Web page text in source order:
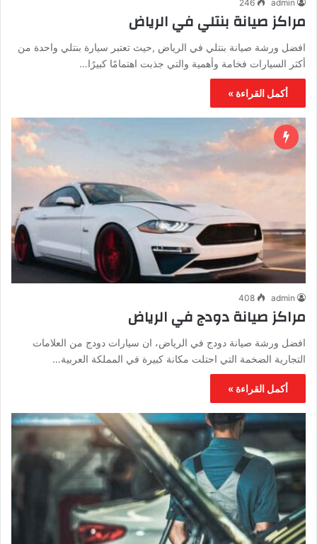
admin
246
مراكز صيانة بنتلي في الرياض
افضل ورشة صيانة بنتلي في الرياض ,حيث تعتبر سيارة بنتلي واحدة من
أكثر السيارات فخامة وأهمية والتي جذبت اهتمامًا كبيرًا…
أكمل القراءة »
admin
408
مراكز صيانة دودج في الرياض
افضل ورشة صيانة دودج في الرياض، ان سيارات دودج من العلامات
التجارية الضخمة التي احتلت مكانة كبيرة في المملكة العربية…
أكمل القراءة »